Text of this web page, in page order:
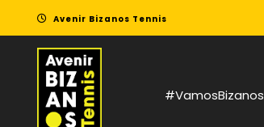
Avenir Bizanos Tennis
#VamosBizanos